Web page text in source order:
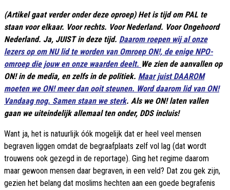
(Artikel gaat verder onder deze oproep) Het is tijd om PAL te
staan voor elkaar. Voor rechts. Voor Nederland. Voor Ongehoord
Nederland. Ja, JUIST in deze tijd. Daarom roepen wij al onze
lezers op om NU lid te worden van Omroep ON!, de enige NPO-
omroep die jouw en onze waarden deelt. We zien de aanvallen op
ON! in de media, en zelfs in de politiek. Maar juist DAAROM
moeten we ON! meer dan ooit steunen. Word daarom lid van ON!
Vandaag nog. Samen staan we sterk. Als we ON! laten vallen
gaan we uiteindelijk allemaal ten onder, DDS incluis!
Want ja, het is natuurlijk óók mogelijk dat er heel veel mensen
begraven liggen omdat de begraafplaats zelf vol lag (dat wordt
trouwens ook gezegd in de reportage). Ging het regime daarom
maar gewoon mensen daar begraven, in een veld? Dat zou gek zijn,
gezien het belang dat moslims hechten aan een goede begrafenis